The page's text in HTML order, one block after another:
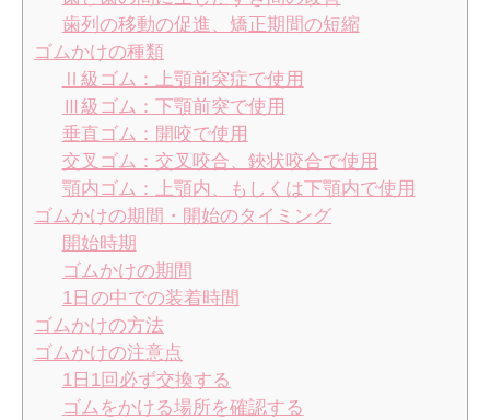
歯列の移動の促進、矯正期間の短縮
ゴムかけの種類
Ⅱ級ゴム：上顎前突症で使用
Ⅲ級ゴム：下顎前突で使用
垂直ゴム：開咬で使用
交叉ゴム：交叉咬合、鋏状咬合で使用
顎内ゴム：上顎内、もしくは下顎内で使用
ゴムかけの期間・開始のタイミング
開始時期
ゴムかけの期間
1日の中での装着時間
ゴムかけの方法
ゴムかけの注意点
1日1回必ず交換する
ゴムをかける場所を確認する